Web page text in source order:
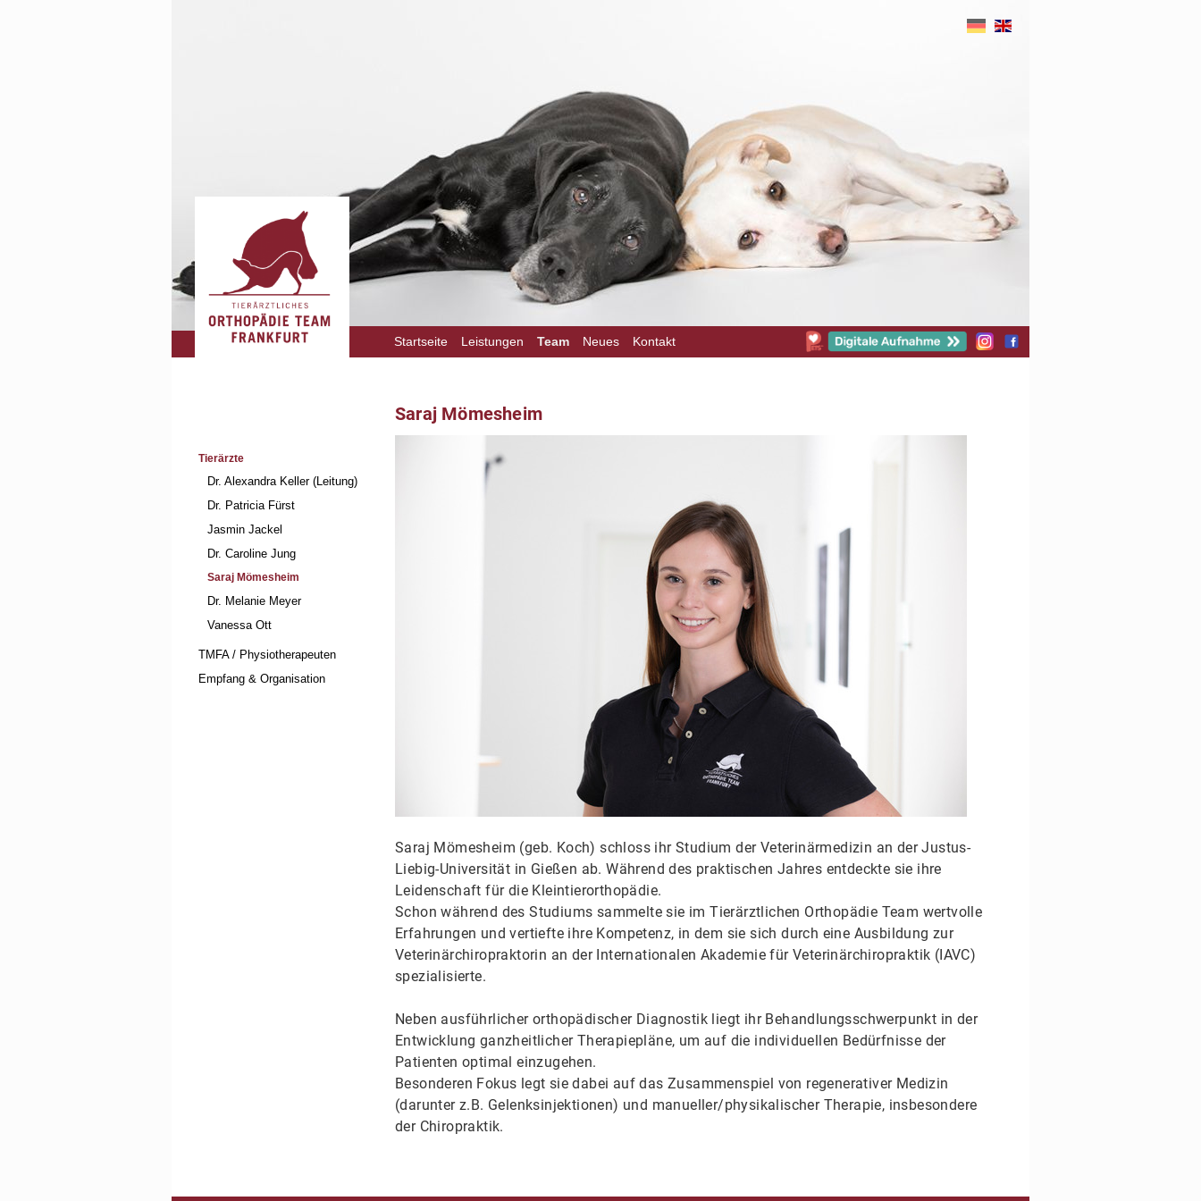
überspringen
Startseite Leistungen Team Neues Kontakt
Saraj Mömesheim
Saraj Mömesheim (geb. Koch) schloss ihr Studium der Veterinärmedizin an der Justus-
Liebig-Universität in Gießen ab. Während des praktischen Jahres entdeckte sie ihre
Leidenschaft für die Kleintierorthopädie.
Schon während des Studiums sammelte sie im Tierärztlichen Orthopädie Team wertvolle
Erfahrungen und vertiefte ihre Kompetenz, in dem sie sich durch eine Ausbildung zur
Veterinärchiropraktorin an der Internationalen Akademie für Veterinärchiropraktik (IAVC)
spezialisierte.
Neben ausführlicher orthopädischer Diagnostik liegt ihr Behandlungsschwerpunkt in der
Entwicklung ganzheitlicher Therapiepläne, um auf die individuellen Bedürfnisse der
Patienten optimal einzugehen.
Besonderen Fokus legt sie dabei auf das Zusammenspiel von regenerativer Medizin
(darunter z.B. Gelenksinjektionen) und manueller/physikalischer Therapie, insbesondere
der Chiropraktik.
Navigation
Tierärzte
Dr. Alexandra Keller (Leitung)
Dr. Patricia Fürst
Jasmin Jackel
Dr. Caroline Jung
Saraj Mömesheim
Dr. Melanie Meyer
Vanessa Ott
TMFA / Physiotherapeuten
Empfang & Organisation